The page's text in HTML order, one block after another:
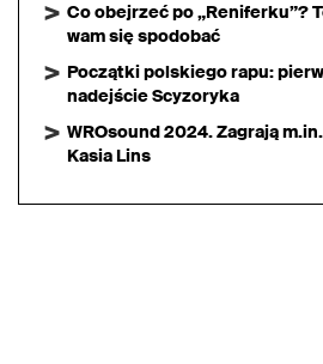
Co obejrzeć po „Reniferku”?
wam się spodobać
Początki polskiego rapu:
nadejście Scyzoryka
WROsound 2024. Zagrają
Kasia Lins